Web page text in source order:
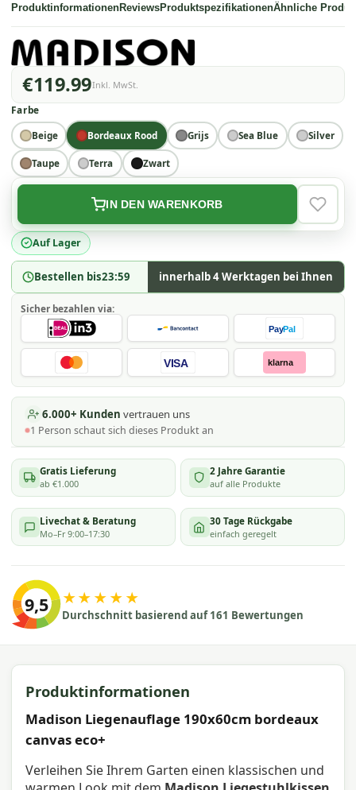
ProduktinformationenReviewsProduktspezifikationenÄhnliche
€119.99Inkl. MwSt.
Auf Lager
Bestellen bis23:59 innerhalb 4 Werktagen bei Ihnen
Farbe
Beige Bordeaux Rood Grijs Sea Blue Silver
Taupe Terra Zwart
IN DEN WARENKORB
Sicher bezahlen via:
PayPal
VISA klarna
6.000+ Kunden vertrauen uns
1 Person schaut sich dieses Produkt an
Gratis Lieferung
ab €1.000
2 Jahre Garantie
auf alle Produkte
Livechat & Beratung
Mo–Fr 9:00–17:30
30 Tage Rückgabe
einfach geregelt
9,5 ★★★★★
Durchschnitt basierend auf 161 Bewertungen
Produktinformationen
Madison Liegenauflage 190x60cm bordeaux
canvas eco+
Verleihen Sie Ihrem Garten einen klassischen und